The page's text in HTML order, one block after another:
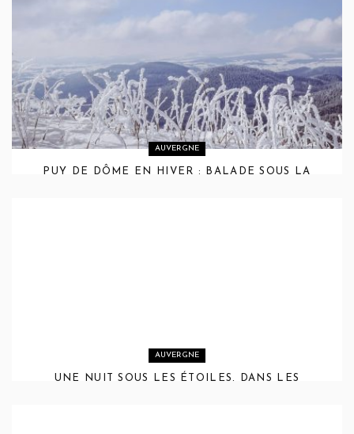
AUVERGNE
PUY DE DÔME EN HIVER : BALADE SOUS LA
AUVERGNE
UNE NUIT SOUS LES ÉTOILES, DANS LES